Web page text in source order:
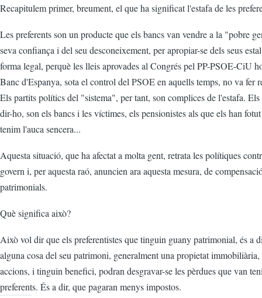
Recapitulem primer, breument, el que ha significat l'estafa de les
Les preferents son un producte que els bancs van vendre a la "pobre
seva confiança i del seu desconeixement, per apropiar-se dels seus
forma legal, perquè les lleis aprovades al Congrés pel PP-PSOE-CiU
Banc d'Espanya, sota el control del PSOE en aquells temps, no va fer
Els partits polítics del "sistema", per tant, son complices de l'estafa.
dir-ho, son els bancs i les víctimes, els pensionistes als que els han
tenim l'auca sencera...
Aquesta situació, que ha afectat a molta gent, retrata les polítiques
govern i, per aquesta raó, anuncien ara aquesta mesura, de
patrimonials.
Què significa això?
Això vol dir que els preferentistes que tinguin guany patrimonial, és a
alguna cosa del seu patrimoni, generalment una propietat immobiliària,
accions, i tinguin benefici, podran desgravar-se les pèrdues que van
preferents. És a dir, que pagaran menys impostos.